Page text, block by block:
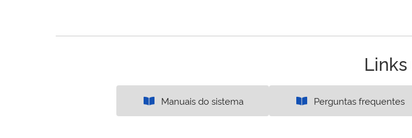
Manuais do sistema Perguntas frequentes